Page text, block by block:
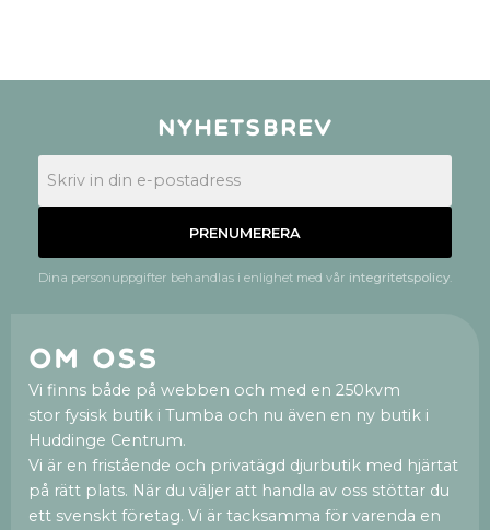
Nyhetsbrev
PRENUMERERA
Dina personuppgifter behandlas i enlighet med vår integritetspolicy.
Om oss
Vi finns både på webben och med en 250kvm
stor fysisk butik i Tumba och nu även en ny butik i
Huddinge Centrum.
Vi är en fristående och privatägd djurbutik med hjärtat
på rätt plats. När du väljer att handla av oss stöttar du
ett svenskt företag. Vi är tacksamma för varenda en